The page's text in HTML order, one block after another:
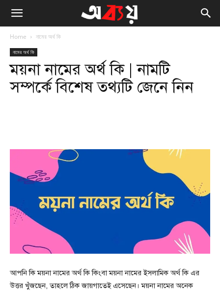
Home নামের অর্থ কি
নামের অর্থ কি
ময়না নামের অর্থ কি | নামটি
সম্পর্কে বিশেষ তথ্যটি জেনে নিন
আপনি কি ময়না নামের অর্থ কি কিংবা ময়না নামের ইসলামিক অর্থ কি এর
উত্তর খুঁজছেন, তাহলে ঠিক জায়গাতেই এসেছেন। ময়না নামের অনেক